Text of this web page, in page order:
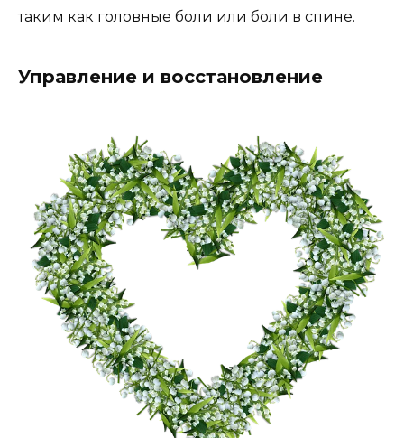
таким как головные боли или боли в спине.
Управление и восстановление